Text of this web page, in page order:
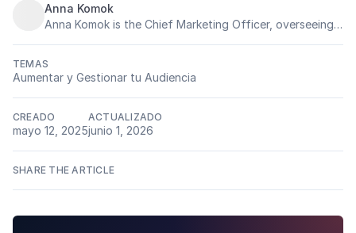
Anna Komok
Anna Komok is the Chief Marketing Officer, overseeing marketing and PR at HypeAuditor. She has 15 years of experience in digital marketing, 8+ of them devoted to influencer marketing. Anna is a member of the Academy of Interactive & Visual Arts (AIVA) and regularly judges international influencer marketing and social media awards. Her insights appear on IAB UK, Mention.com, Women Love Tech and Business.com, and she contributes to research published by the American Influencer Council. In her day-to-day role, Anna defines overarching marketing strategy, steers performance-driven initiatives, and builds rigorous metrics and analytics frameworks that raise accountability and transparency across the influencer-marketing space.
TEMAS
Aumentar y Gestionar tu Audiencia
CREADO
mayo 12, 2025
ACTUALIZADO
junio 1, 2026
SHARE THE ARTICLE